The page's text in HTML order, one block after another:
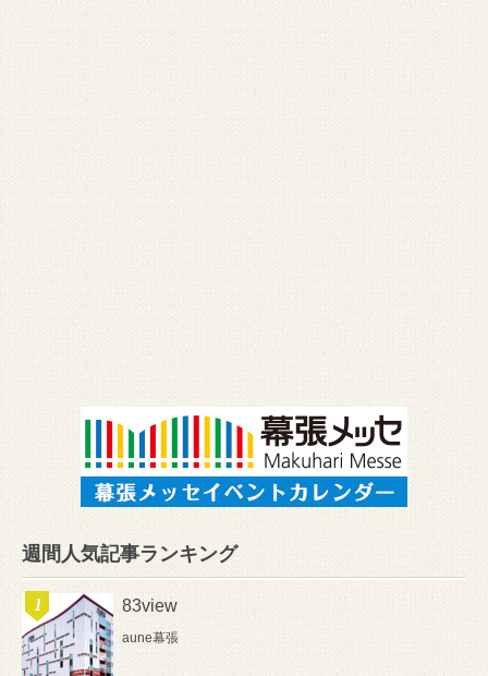
週間人気記事ランキング
83view
aune幕張